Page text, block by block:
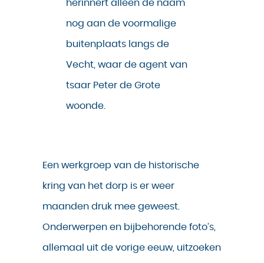
herinnert alleen de naam
nog aan de voormalige
buitenplaats langs de
Vecht, waar de agent van
tsaar Peter de Grote
woonde.
Een werkgroep van de historische
kring van het dorp is er weer
maanden druk mee geweest.
Onderwerpen en bijbehorende foto’s,
allemaal uit de vorige eeuw, uitzoeken